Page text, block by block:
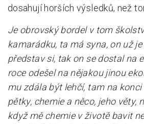
dosahují horších výsledků, než
Je obrovský bordel v tom
kamarádku, ta má syna, on už
představ si, tak on se dostal na
roce odešel na nějakou jinou
mu zdála být lehčí, tam na
pětky, chemie a něco, jeho věty,
když mě chemie v životě bavit